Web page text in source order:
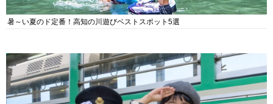
暑～い夏のド定番！高知の川遊びベストスポット5選